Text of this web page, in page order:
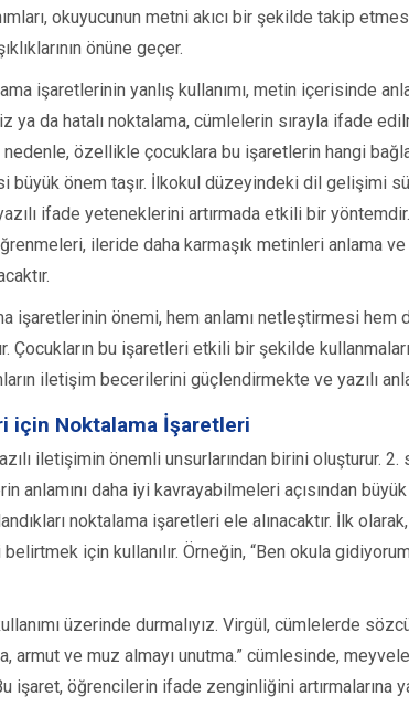
okuyucunun metni akıcı bir şekilde takip
önüne geçer.
işaretlerinin yanlış kullanımı, metin içerisinde
ya da hatalı noktalama, cümlelerin sırayla ifade
nedenle, özellikle çocuklara bu işaretlerin hangi
büyük önem taşır. İlkokul düzeyindeki dil gelişimi
ifade yeteneklerini artırmada etkili bir
ileride daha karmaşık metinleri anlama
işaretlerinin önemi, hem anlamı netleştirmesi hem
Çocukların bu işaretleri etkili bir şekilde
iletişim becerilerini güçlendirmekte ve yazılı
için Noktalama İşaretleri
iletişimin önemli unsurlarından birini oluşturur.
anlamını daha iyi kavrayabilmeleri açısından
noktalama işaretleri ele alınacaktır. İlk
için kullanılır. Örneğin, “Ben okula
üzerinde durmalıyız. Virgül, cümlelerde
armut ve muz almayı unutma.” cümlesinde,
işaret, öğrencilerin ifade zenginliğini artırmalarına